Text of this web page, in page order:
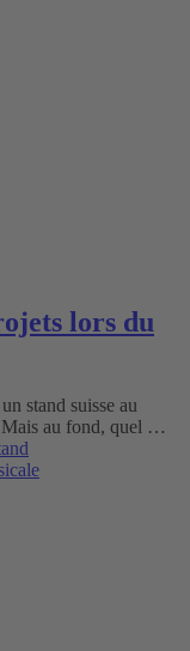
lors du
stand suisse au
Mais au fond, quel …